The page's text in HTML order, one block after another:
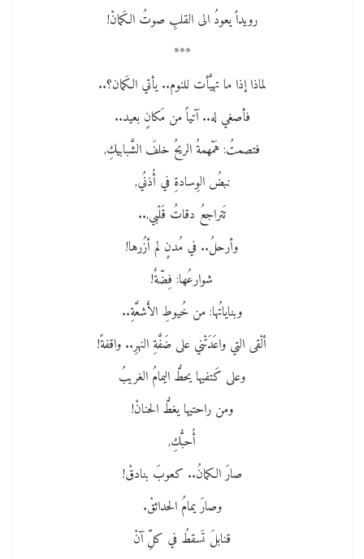
رويداً يعودُ الى القلبِ صوتُ الكَمانْ!
***
لماذا إذا ما تهيَّأت للنوم.. يأتي الكَمان؟..
فأصغي له.. آتياً من مَكانٍ بعيد..
فتصمتُ: هَمْهمةُ الريحُ خلفَ الشَّبابيكِ,
نبضُ الوِسادةِ في أُذنُي,
تَتراجعُ دقاتُ قَلْبي,..
وأرحلُ.. في مُدنٍ لم أزُرها!
شوارعُها: فِضّةٌ!
وبناياتُها: من خُيوطِ الأَشعَّةِ..
ألْقى التي واعَدَتْني على ضَفَّةِ النهرِ.. واقفةً!
وعلى كَتفيها يحطُّ اليمامُ الغريبُ
ومن راحتيها يغطُّ الحنانْ!
أُحبُّكِ,
صارَ الكمانُ.. كعوبَ بنادقْ!
وصارَ يمامُ الحدائقْ.
قنابلَ تَسقطُ في كلِّ آنْ